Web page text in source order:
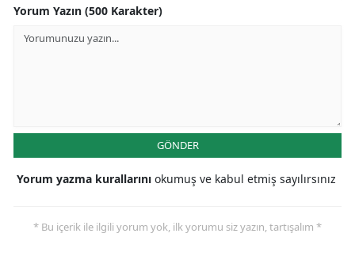
Yorum Yazın (500 Karakter)
GÖNDER
Yorum yazma kurallarını okumuş ve kabul etmiş sayılırsınız
* Bu içerik ile ilgili yorum yok, ilk yorumu siz yazın, tartışalım *